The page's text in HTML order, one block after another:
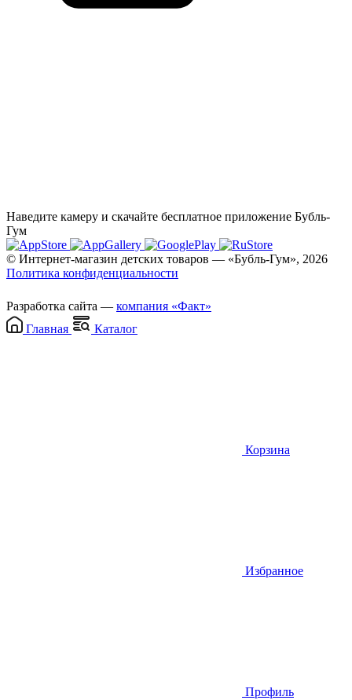
Наведите камеру и скачайте бесплатное приложение Бубль-
Гум
© Интернет-магазин детских товаров — «Бубль-Гум», 2026
Политика конфиденциальности
Разработка сайта — компания «Факт»
Главная
Каталог
Корзина
Избранное
Профиль